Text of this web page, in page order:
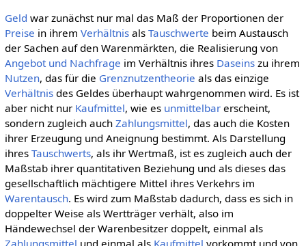
Geld war zunächst nur mal das Maß der Proportionen der
Preise in ihrem Verhältnisals Tauschwerte beim Austausch
der Sachen auf den Warenmärkten, die Realisierung von
Angebot und Nachfrage im Verhältnis ihres Daseinszu ihrem
Nutzen, das für die Grenznutzentheorie als das einzige
Verhältnisdes Geldes überhaupt wahrgenommen wird. Es ist
aber nicht nur Kaufmittel, wie es unmittelbarerscheint,
sondern zugleich auch Zahlungsmittel, das auch die Kosten
ihrer Erzeugung und Aneignung bestimmt. Als Darstellung
ihres Tauschwerts, als ihr Wertmaß, ist es zugleich auch der
Maßstab ihrer quantitativen Beziehung und als dieses das
gesellschaftlich mächtigere Mittel ihres Verkehrs im
Warentausch. Es wird zum Maßstab dadurch, dass es sich in
doppelter Weise als Wertträger verhält, also im
Händewechsel der Warenbesitzer doppelt, einmal als